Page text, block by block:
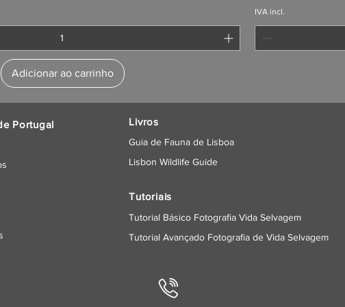
Adicionar ao carrinho
IVA incl.
Portugal Livros
Guia de Fauna de Lisboa
Lisbon Wildlife Guide
Tutoriais
Tutorial Básico Fotografia Vida Selvagem
Tutorial Avançado Fotografia de Vida Selvagem